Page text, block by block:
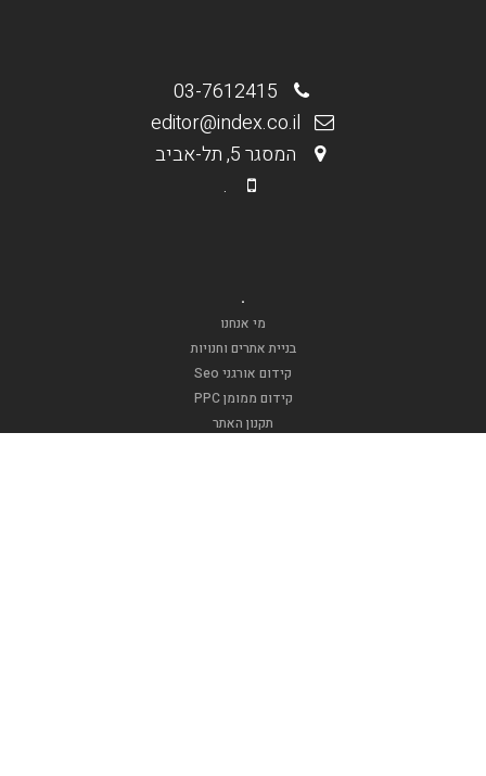
המסגר 5, תל-אביב
.
.
מי אנחנו
בניית אתרים וחנויות
קידום אורגני Seo
קידום ממומן PPC
תקנון האתר